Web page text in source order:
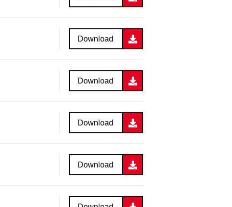
Download
Download
Download
Download